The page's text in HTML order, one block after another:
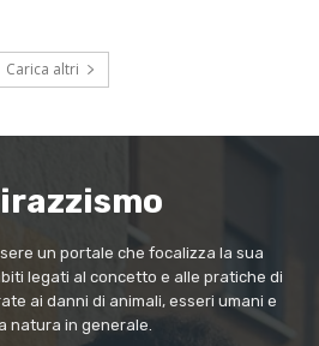
Carica altri
un portale che focalizza la sua
legati al concetto e alle pratiche di
ai danni di animali, esseri umani e
natura in generale.